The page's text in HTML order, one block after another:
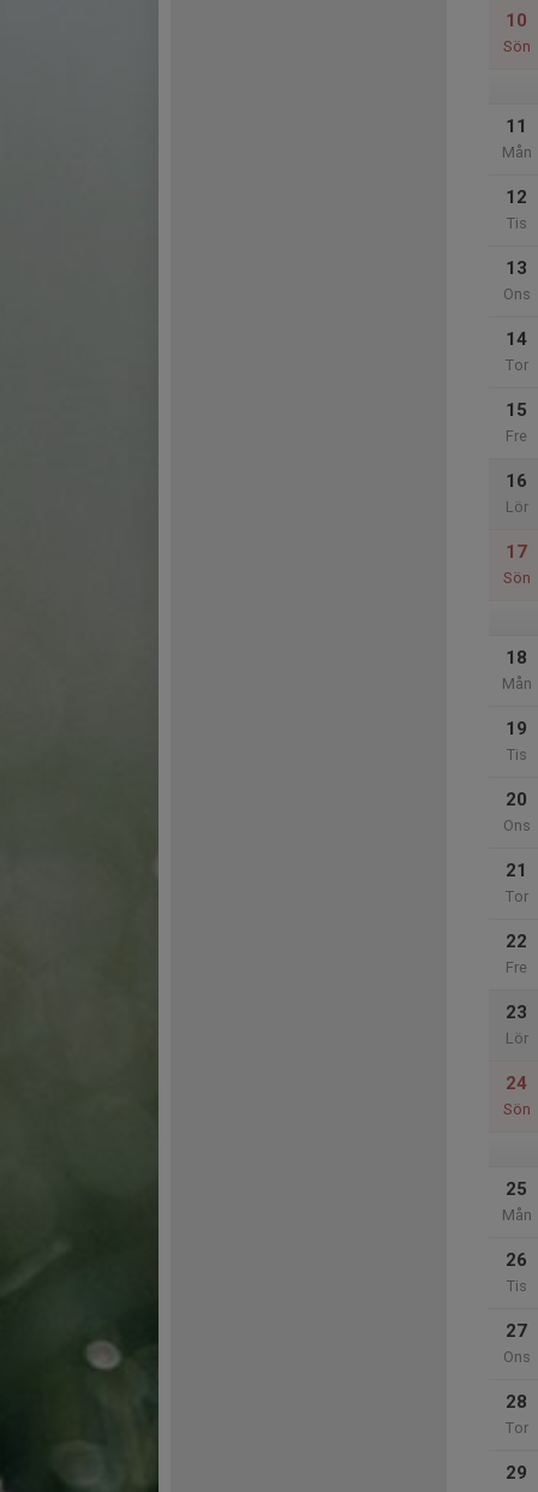
10
Sön
11
Mån
12
Tis
13
Ons
14
Tor
15
Fre
16
Lör
17
Sön
18
Mån
19
Tis
20
Ons
21
Tor
22
Fre
23
Lör
24
Sön
25
Mån
26
Tis
27
Ons
28
Tor
29